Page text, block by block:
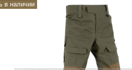
в наличии